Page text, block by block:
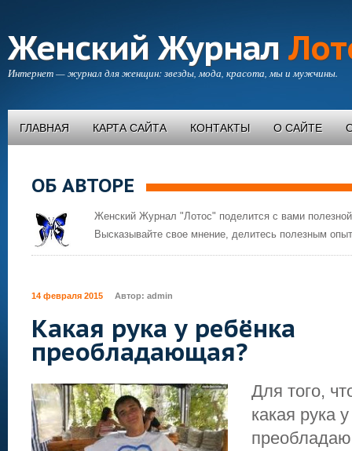
Женский Журнал
Интернет — журнал для женщин: звезды, мода, красота, мы и мужчины.
ГЛАВНАЯ КАРТА САЙТА КОНТАКТЫ О САЙТЕ
ОБ АВТОРЕ
Женский Журнал "Лотос" поделится с вами
Высказывайте свое мнение, делитесь полезным
14 февраля 2015 Автор: admin
Какая рука у ребёнка
преобладающая?
Для того,
какая рука